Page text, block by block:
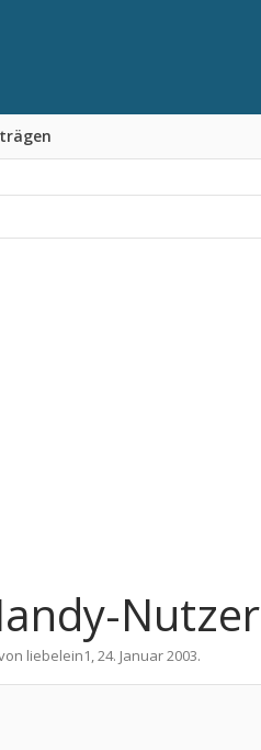
Nutzer
liebelein1,24. Januar 2003.